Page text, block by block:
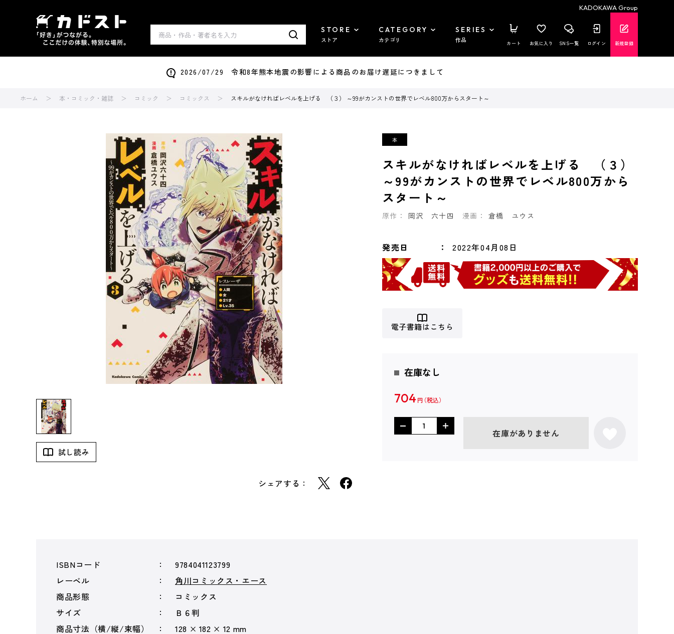
KADOKAWA Group
STORE
ストア
CATEGORY
カテゴリ
SERIES
作品 カート お気に入り SNS一覧 ログイン 新規登録
2026/07/29 令和8年熊本地震の影響による商品のお届け遅延につきまして
ホーム 本・コミック・雑誌 コミック コミックス スキルがなければレベルを上げる （３） ～99がカンストの世界でレベル800万からスタート～
試し読み
シェアする：
スキルがなければレベルを上げる （３）
～99がカンストの世界でレベル800万から
スタート～
原作： 岡沢 六十四 漫画： 倉橋 ユウス
発売日 2022年04月08日
電子書籍はこちら
在庫なし
704 円
在庫がありません
ISBNコード
9784041123799
レーベル
角川コミックス・エース
商品形態
コミックス
サイズ
Ｂ６判
商品寸法（横/縦/束幅）
128 × 182 × 12 mm